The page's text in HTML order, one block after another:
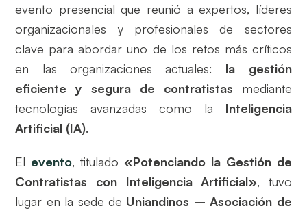
evento presencial que reunió a expertos, líderes
organizacionales y profesionales de sectores
clave para abordar uno de los retos más críticos
en las organizaciones actuales: la gestión
eficiente y segura de contratistas mediante
tecnologías avanzadas como la Inteligencia
Artificial (IA).
El evento, titulado «Potenciando la Gestión de
Contratistas con Inteligencia Artificial», tuvo
lugar en la sede de Uniandinos – Asociación de